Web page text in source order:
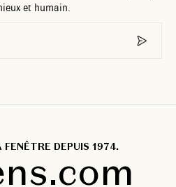
et humain.
DEPUIS 1974.